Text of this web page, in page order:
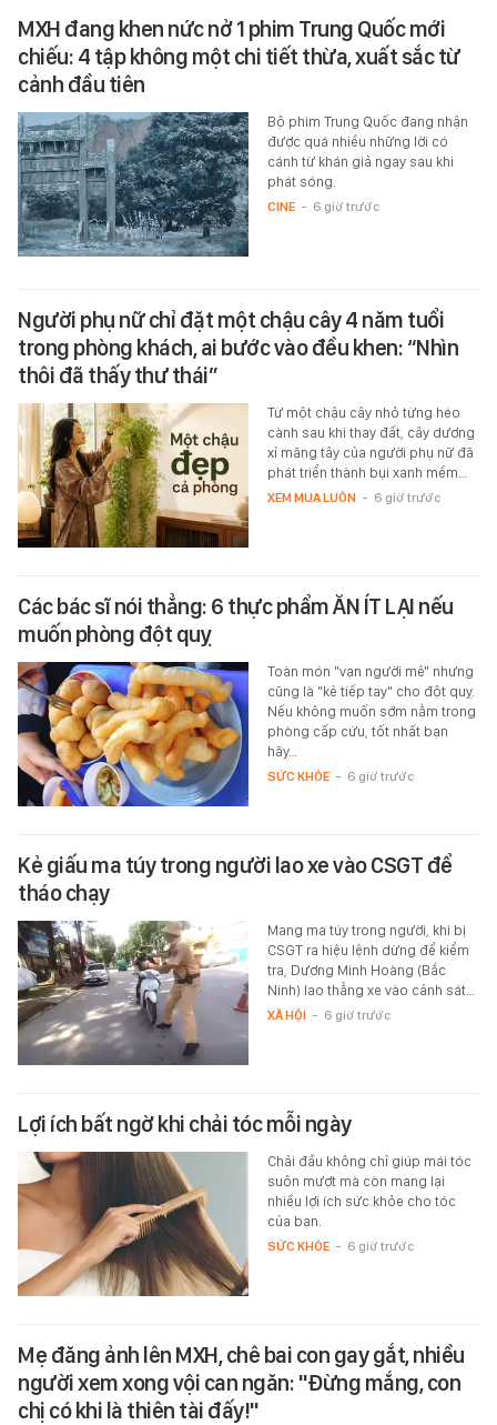
MXH đang khen nức nở 1 phim Trung Quốc mới
chiếu: 4 tập không một chi tiết thừa, xuất sắc từ
cảnh đầu tiên
Bộ phim Trung Quốc đang nhận
được quá nhiều những lời có
cánh từ khán giả ngay sau khi
phát sóng.
CINE - 6 giờ trước
Người phụ nữ chỉ đặt một chậu cây 4 năm tuổi
trong phòng khách, ai bước vào đều khen: “Nhìn
thôi đã thấy thư thái”
Từ một chậu cây nhỏ từng héo
cành sau khi thay đất, cây dương
xỉ măng tây của người phụ nữ đã
phát triển thành bụi xanh mềm…
XEM MUA LUÔN - 6 giờ trước
Các bác sĩ nói thẳng: 6 thực phẩm ĂN ÍT LẠI nếu
muốn phòng đột quỵ
Toàn món "vạn người mê" nhưng
cũng là "kẻ tiếp tay" cho đột quỵ.
Nếu không muốn sớm nằm trong
phòng cấp cứu, tốt nhất bạn
hãy…
SỨC KHỎE - 6 giờ trước
Kẻ giấu ma túy trong người lao xe vào CSGT để
tháo chạy
Mang ma túy trong người, khi bị
CSGT ra hiệu lệnh dừng để kiểm
tra, Dương Minh Hoàng (Bắc
Ninh) lao thẳng xe vào cảnh sát…
XÃ HỘI - 6 giờ trước
Lợi ích bất ngờ khi chải tóc mỗi ngày
Chải đầu không chỉ giúp mái tóc
suôn mượt mà còn mang lại
nhiều lợi ích sức khỏe cho tóc
của bạn.
SỨC KHỎE - 6 giờ trước
Mẹ đăng ảnh lên MXH, chê bai con gay gắt, nhiều
người xem xong vội can ngăn: "Đừng mắng, con
chị có khi là thiên tài đấy!"